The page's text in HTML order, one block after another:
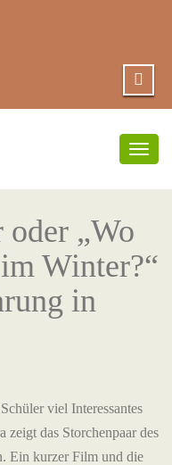
oder „Wo
Winter?“
in
viel Interessantes
zeigt das Storchenpaar des
Ein kurzer Film und die